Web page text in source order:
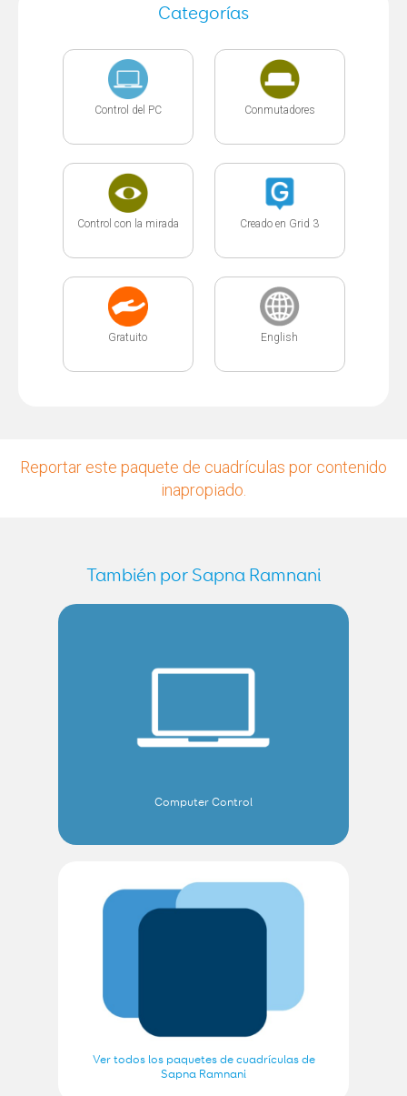
Categorías
Control del PC Conmutadores
Control con la mirada Creado en Grid 3
Gratuito English
Reportar este paquete de cuadrículas por contenido
inapropiado.
También por Sapna Ramnani
Computer Control
Ver todos los paquetes de cuadrículas de
Sapna Ramnani